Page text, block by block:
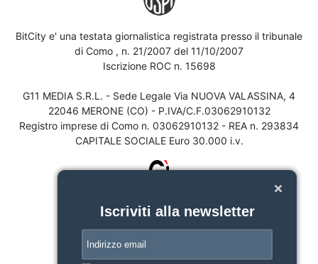
BitCity e' una testata giornalistica registrata presso il tribunale
di Como , n. 21/2007 del 11/10/2007
Iscrizione ROC n. 15698
G11 MEDIA S.R.L. - Sede Legale Via NUOVA VALASSINA, 4
22046 MERONE (CO) - P.IVA/C.F.03062910132
Registro imprese di Como n. 03062910132 - REA n. 293834
CAPITALE SOCIALE Euro 30.000 i.v.
Iscriviti alla newsletter